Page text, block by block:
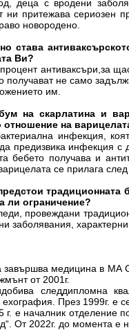
деца с вродени
ни притежава сериозен
новородено.
става
Ви?
антиваксъри,за
получават не само
им.
на скарлатина и
отношение на
инфекция,
предизвика инфекция с
бебето получава и
се прилага
традиционната
ли ограничение?
провеждани
заболявания, характерни
медицина в МА
от 2001г.
следдипломна
През 1999г. е
г. е началник отделение
От 2022г. до момента е